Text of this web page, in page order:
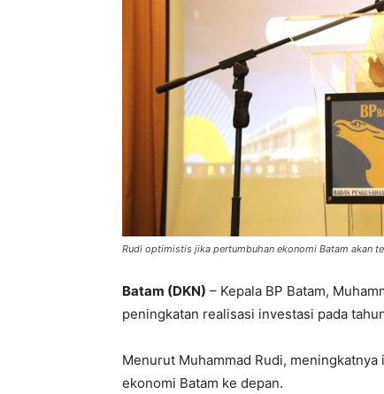
Rudi optimistis jika pertumbuhan ekonomi Batam akan
Batam (DKN) – Kepala BP Batam,
peningkatan realisasi investasi pada
Menurut Muhammad Rudi,
ekonomi Batam ke depan.